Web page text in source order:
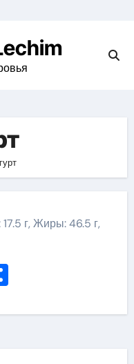
г, Жиры: 46.5 г,
Отправить